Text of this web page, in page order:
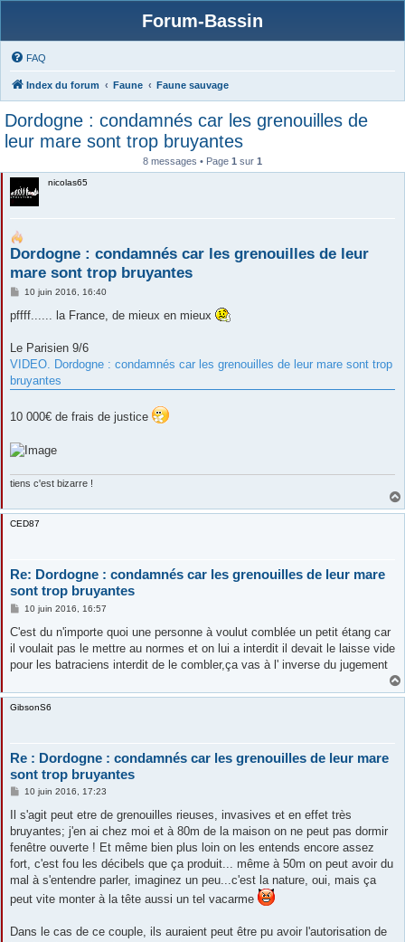
Forum-Bassin
FAQ
Index du forum Faune Faune sauvage
Dordogne : condamnés car les grenouilles de
leur mare sont trop bruyantes
8 messages • Page 1 sur 1
nicolas65
Dordogne : condamnés car les grenouilles de leur
mare sont trop bruyantes
M
s
g
10 juin 2016, 16:40
pffff...... la France, de mieux en mieux
Le Parisien 9/6
VIDEO. Dordogne : condamnés car les grenouilles de leur mare sont trop
bruyantes
10 000€ de frais de justice
tiens c'est bizarre !
CED87
Re: Dordogne : condamnés car les grenouilles de leur mare
sont trop bruyantes
M
s
a
g
10 juin 2016, 16:57
C'est du n'importe quoi une personne à voulut comblée un petit étang car
il voulait pas le mettre au normes et on lui a interdit il devait le laisse vide
pour les batraciens interdit de le combler,ça vas à l' inverse du jugement
GibsonS6
Re : Dordogne : condamnés car les grenouilles de leur mare
sont trop bruyantes
M
s
a
g
10 juin 2016, 17:23
Il s'agit peut etre de grenouilles rieuses, invasives et en effet très
bruyantes; j'en ai chez moi et à 80m de la maison on ne peut pas dormir
fenêtre ouverte ! Et même bien plus loin on les entends encore assez
fort, c'est fou les décibels que ça produit... même à 50m on peut avoir du
mal à s'entendre parler, imaginez un peu...c'est la nature, oui, mais ça
peut vite monter à la tête aussi un tel vacarme
Dans le cas de ce couple, ils auraient peut être pu avoir l'autorisation de